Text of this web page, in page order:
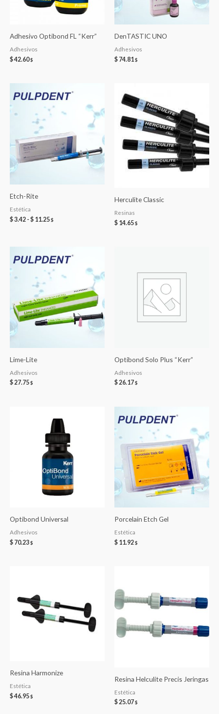
Adhesivo Optibond FL “Kerr”
Adhesivos
$42.60$
DenTASTIC UNO
Adhesivos
$ 74.81$
Etch-Rite
Estética
$3.42 - $ 11.25Rango
hasta
$ 11.25
$
Herculite Classic
Resinas
$ 14.65$
Lime-Lite
Adhesivos
$27.75$
Optibond Solo Plus “Kerr”
Adhesivos
$26.17$
Optibond Universal
Adhesivos
$ 70.23$
Porcelain Etch Gel
Estética
$ 11.92$
Resina Harmonize
Estética
$46.95$
Resina Helculite Precis Jeringas
Estética
$25.07$